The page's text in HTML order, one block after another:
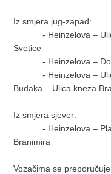
Iz smjera jug-zapad:
- Heinzelova – Ulica
Svetice
- Heinzelova –
- Heinzelova – Ulica
Budaka – Ulica kneza
Iz smjera sjever:
- Heinzelova –
Branimira
Vozačima se